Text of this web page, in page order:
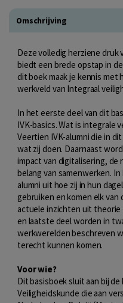
Omschrijving
Deze volledig herziene druk
biedt een brede opstap in
dit boek maak je kennis met
werkveld van Integraal
In het eerste deel van dit
IVK-basics. Wat is integrale
Veertien IVK-alumni die in
wat zij doen. Daarnaast
impact van digitalisering, de
belang van samenwerken.
alumni uit hoe zij in hun
gebruiken en komen elk
actuele inzichten uit theorie
en laatste deel worden in
werkwerelden beschreven
terecht kunnen komen.
Voor wie?
Dit basisboek sluit aan bij
Veiligheidskunde die aan